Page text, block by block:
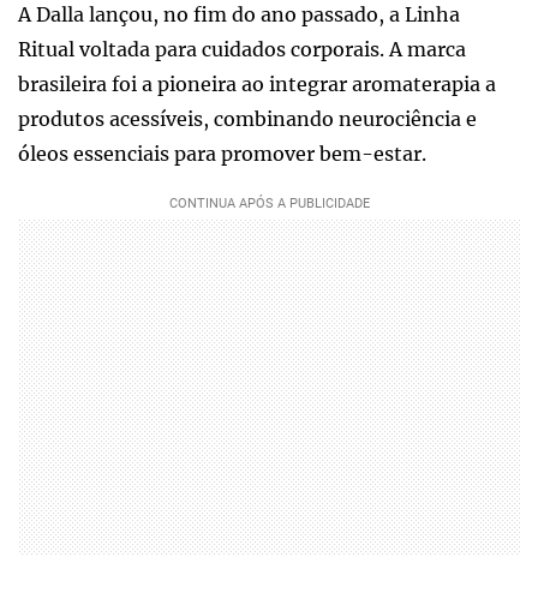
A Dalla lançou, no fim do ano passado, a Linha
Ritual voltada para cuidados corporais. A marca
brasileira foi a pioneira ao integrar aromaterapia a
produtos acessíveis, combinando neurociência e
óleos essenciais para promover bem-estar.